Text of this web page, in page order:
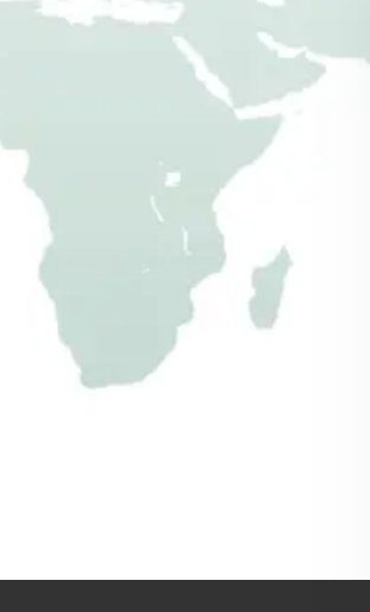
Gartenhausbausätze
Gartenhäuschen